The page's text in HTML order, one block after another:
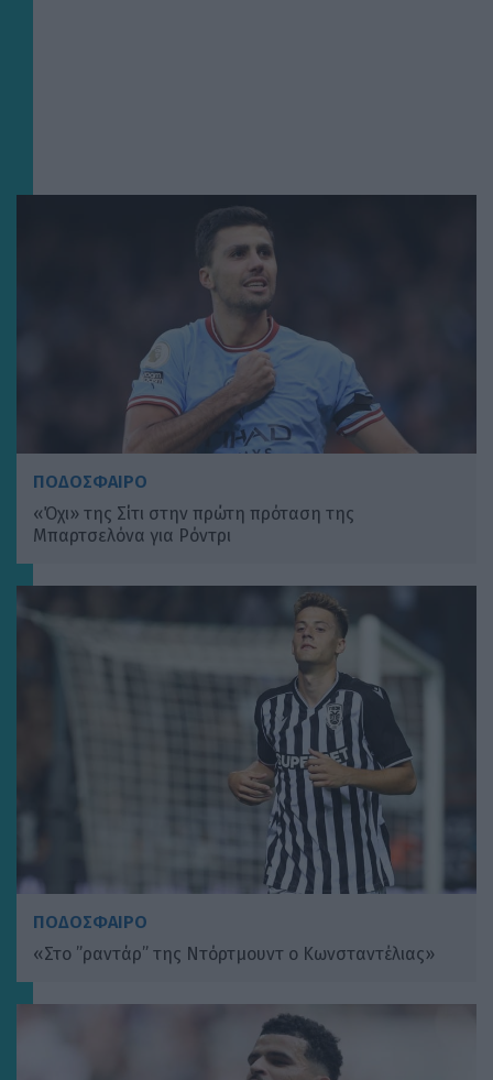
ΠΟΔΟΣΦΑΙΡΟ
«Όχι» της Σίτι στην πρώτη πρόταση της
Μπαρτσελόνα για Ρόντρι
ΠΟΔΟΣΦΑΙΡΟ
«Στο ”ραντάρ” της Ντόρτμουντ ο Κωνσταντέλιας»